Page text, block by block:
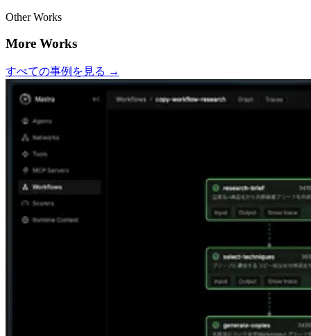
Other Works
More Works
すべての事例を見る →